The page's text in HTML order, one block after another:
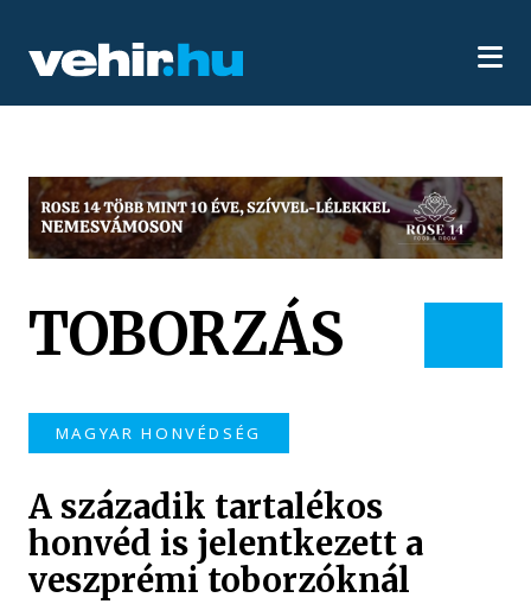
TOBORZÁS
MAGYAR HONVÉDSÉG
A századik tartalékos
honvéd is jelentkezett a
veszprémi toborzóknál